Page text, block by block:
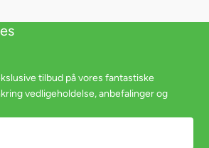
tilbud på vores fantastiske
vedligeholdelse, anbefalinger og